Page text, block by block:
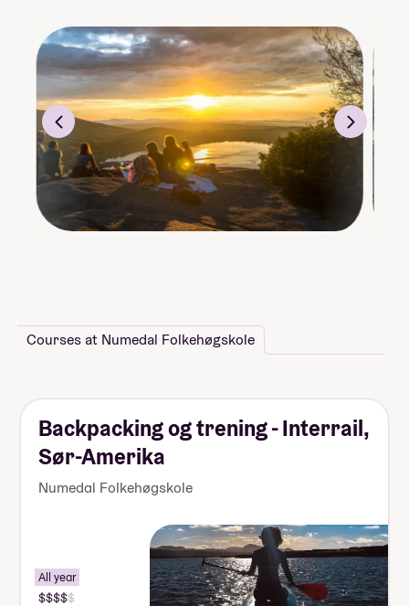
Courses at Numedal Folkehøgskole
Backpacking og trening - Interrail,
Sør-Amerika
Numedal Folkehøgskole
All year